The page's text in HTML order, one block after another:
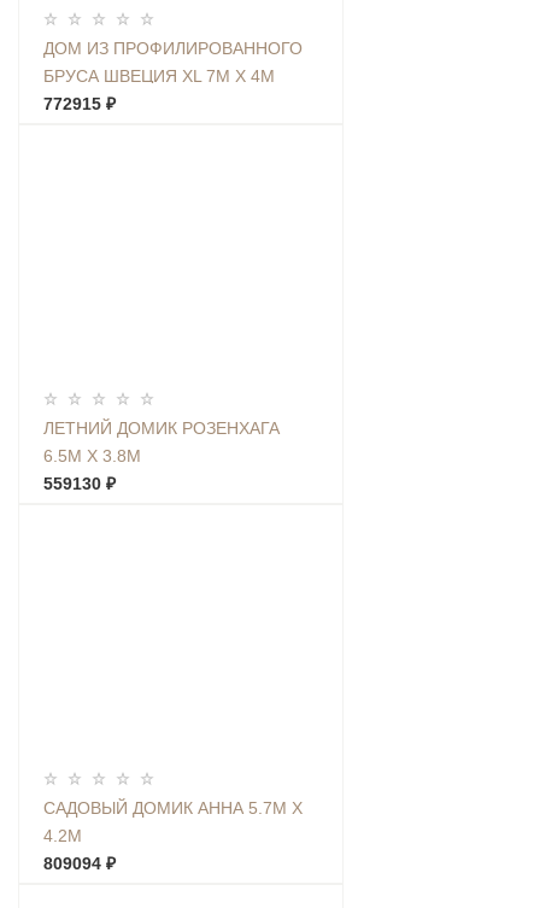
ДОМ ИЗ ПРОФИЛИРОВАННОГО
БРУСА ШВЕЦИЯ XL 7М Х 4М
772915 ₽
ЛЕТНИЙ ДОМИК РОЗЕНХАГА
6.5М Х 3.8М
559130 ₽
САДОВЫЙ ДОМИК АННА 5.7М Х
4.2М
809094 ₽